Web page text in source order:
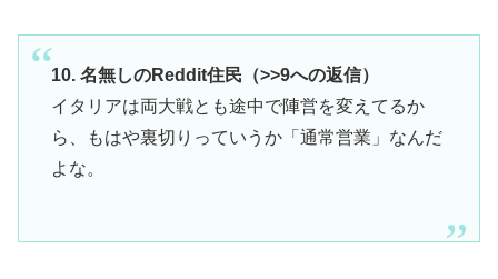
10. 名無しのReddit住民（>>9への返信）
イタリアは両大戦とも途中で陣営を変えてるか
ら、もはや裏切りっていうか「通常営業」なんだ
よな。